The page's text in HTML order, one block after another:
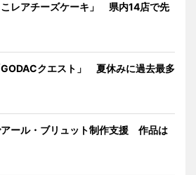
レアチーズケーキ」 県内14店で先
クエスト」 夏休みに過去最多
ール・ブリュット制作支援 作品は